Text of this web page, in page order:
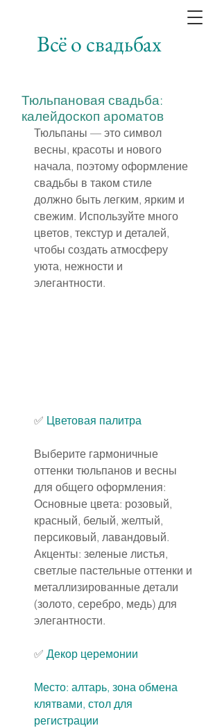
Всё о свадьбах
Тюльпановая свадьба:
калейдоскоп ароматов
Тюльпаны — это символ
весны, красоты и нового
начала, поэтому оформление
свадьбы в таком стиле
должно быть легким, ярким и
свежим. Используйте много
цветов, текстур и деталей,
чтобы создать атмосферу
уюта, нежности и
элегантности.
✅ Цветовая палитра
Выберите гармоничные
оттенки тюльпанов и весны
для общего оформления:
Основные цвета: розовый,
красный, белый, желтый,
персиковый, лавандовый.
Акценты: зеленые листья,
светлые пастельные оттенки и
металлизированные детали
(золото, серебро, медь) для
элегантности.
✅ Декор церемонии
Место: алтарь, зона обмена
клятвами, стол для
регистрации